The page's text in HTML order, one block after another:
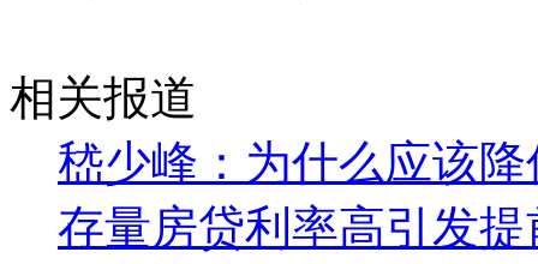
相关报道
嵇少峰：为什么应该
存量房贷利率高引发